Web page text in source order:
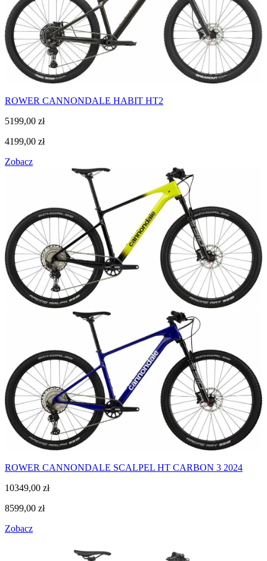
ROWER CANNONDALE HABIT HT2
5199,00 zł
4199,00 zł
Zobacz
ROWER CANNONDALE SCALPEL HT CARBON 3 2024
10349,00 zł
8599,00 zł
Zobacz